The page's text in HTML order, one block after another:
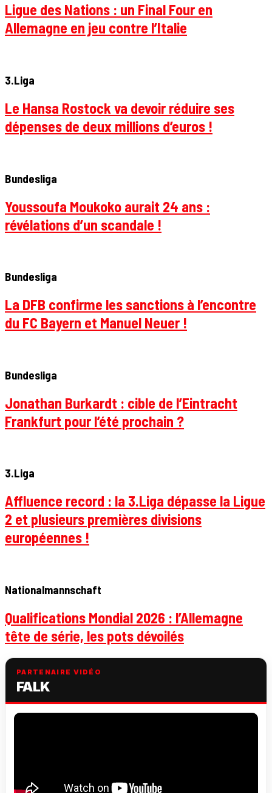
Ligue des Nations : un Final Four en
Allemagne en jeu contre l’Italie
3.Liga
Le Hansa Rostock va devoir réduire ses
dépenses de deux millions d’euros !
Bundesliga
Youssoufa Moukoko aurait 24 ans :
révélations d’un scandale !
Bundesliga
La DFB confirme les sanctions à l’encontre
du FC Bayern et Manuel Neuer !
Bundesliga
Jonathan Burkardt : cible de l’Eintracht
Frankfurt pour l’été prochain ?
3.Liga
Affluence record : la 3.Liga dépasse la Ligue
2 et plusieurs premières divisions
européennes !
Nationalmannschaft
Qualifications Mondial 2026 : l’Allemagne
tête de série, les pots dévoilés
PARTENAIRE VIDÉO
FALK